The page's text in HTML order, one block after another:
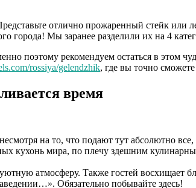
отлично прожаренный стейк
города! Мы заранее разделили их на 4
поэтому рекомендуем остаться в
rossiya/gelendzhik, где вы точно
время
на то, что подают тут абсолютно
кухонь мира, по плечу здешним
атмосферу. Также гостей
Обязательно побывайте здесь!